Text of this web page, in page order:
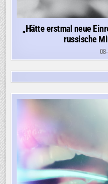
„Hätte erstmal neue
russische